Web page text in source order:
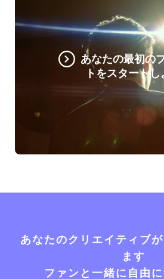
あなたの最初の
トをスタートし
あなたのクリエイティブ
ます
ファンと一緒に自由